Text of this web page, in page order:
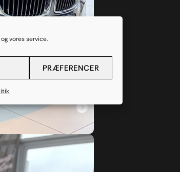
vores service.
PRÆFERENCER